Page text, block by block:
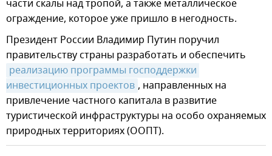
части скалы над тропой, а также металлическое
ограждение, которое уже пришло в негодность.
Президент России Владимир Путин поручил
правительству страны разработать и обеспечить
реализацию программы господдержки
инвестиционных проектов , направленных на
привлечение частного капитала в развитие
туристической инфраструктуры на особо охраняемых
природных территориях (ООПТ).